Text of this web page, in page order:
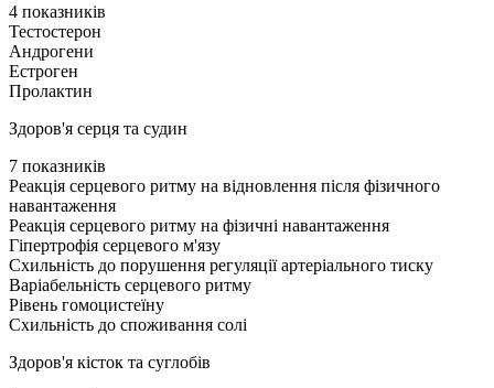
4 показників
Тестостерон
Андрогени
Естроген
Пролактин
Здоров'я серця та судин
7 показників
Реакція серцевого ритму на відновлення після фізичного
навантаження
Реакція серцевого ритму на фізичні навантаження
Гіпертрофія серцевого м'язу
Схильність до порушення регуляції артеріального тиску
Варіабельність серцевого ритму
Рівень гомоцистеїну
Схильність до споживання солі
Здоров'я кісток та суглобів